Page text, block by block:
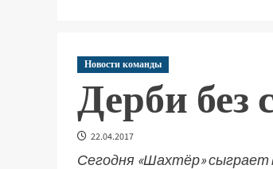
Новости команды
Дерби без
22.04.2017
Сегодня «Шахтёр» сыграет